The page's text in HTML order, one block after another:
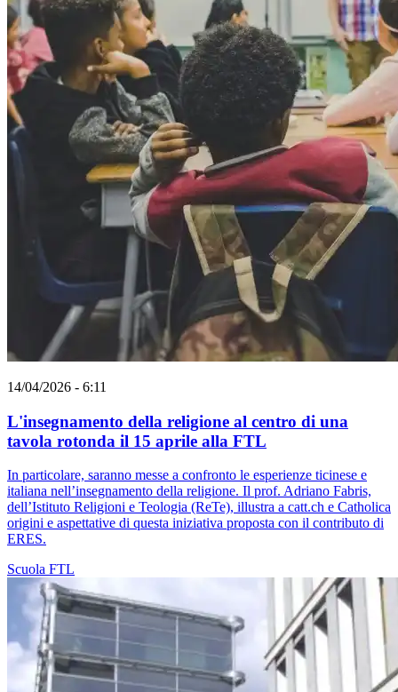
14/04/2026 - 6:11
L'insegnamento della religione al centro di una
tavola rotonda il 15 aprile alla FTL
In particolare, saranno messe a confronto le esperienze ticinese e
italiana nell’insegnamento della religione. Il prof. Adriano Fabris,
dell’Istituto Religioni e Teologia (ReTe), illustra a catt.ch e Catholica
origini e aspettative di questa iniziativa proposta con il contributo di
ERES.
Scuola FTL